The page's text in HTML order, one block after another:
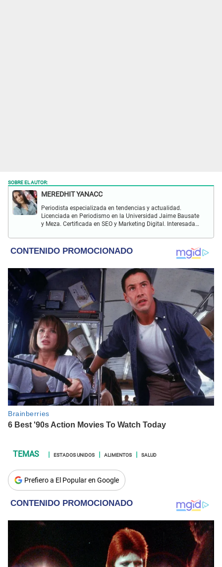
SOBRE EL AUTOR:
MEREDHIT YANACC
Periodista especializada en tendencias y actualidad.
Licenciada en Periodismo en la Universidad Jaime Bausate
y Meza. Certificada en SEO y Marketing Digital. Interesada
farándula y más.
ESTADOS UNIDOS ALIMENTOS SALUD
Prefiero a El Popular en Google